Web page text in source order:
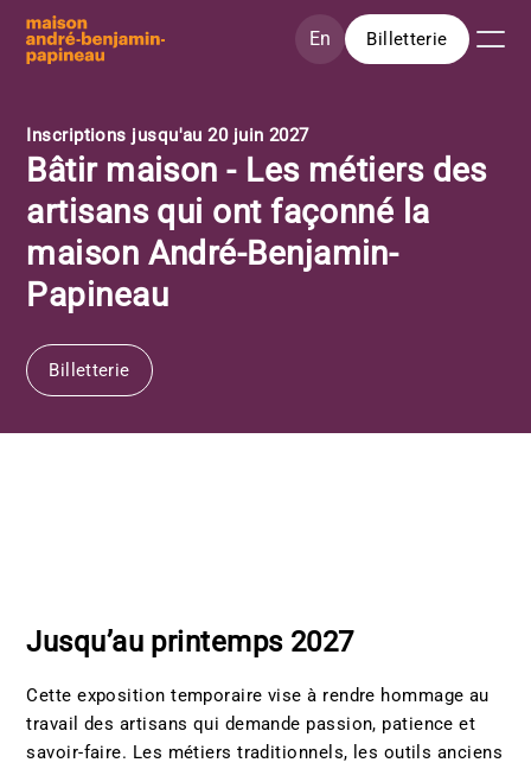
Aller au contenu principal
En Billetterie
Inscriptions jusqu'au 20 juin 2027
Bâtir maison - Les métiers des
artisans qui ont façonné la
maison André-Benjamin-
Papineau
Billetterie
Jusqu’au printemps 2027
Cette exposition temporaire vise à rendre hommage au
travail des artisans qui demande passion, patience et
savoir-faire. Les métiers traditionnels, les outils anciens